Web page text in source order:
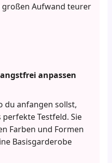
Aufwand teurer
anpassen
du anfangen sollst,
perfekte Testfeld. Sie
Farben und Formen
Basisgarderobe